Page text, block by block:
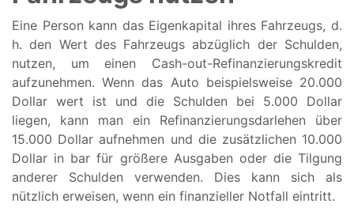
Eine Person kann das Eigenkapital ihres Fahrzeugs, d.
h. den Wert des Fahrzeugs abzüglich der Schulden,
nutzen, um einen Cash-out-Refinanzierungskredit
aufzunehmen. Wenn das Auto beispielsweise 20.000
Dollar wert ist und die Schulden bei 5.000 Dollar
liegen, kann man ein Refinanzierungsdarlehen über
15.000 Dollar aufnehmen und die zusätzlichen 10.000
Dollar in bar für größere Ausgaben oder die Tilgung
anderer Schulden verwenden. Dies kann sich als
nützlich erweisen, wenn ein finanzieller Notfall eintritt.